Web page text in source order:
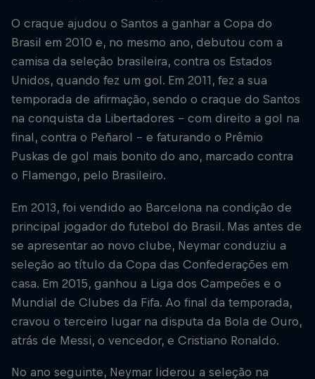
O craque ajudou o Santos a ganhar a Copa do
Brasil em 2010 e, no mesmo ano, debutou com a
camisa da seleção brasileira, contra os Estados
Unidos, quando fez um gol. Em 2011, fez a sua
temporada de afirmação, sendo o craque do Santos
na conquista da Libertadores - com direito a gol na
final, contra o Peñarol - e faturando o Prêmio
Puskas de gol mais bonito do ano, marcado contra
o Flamengo, pelo Brasileiro.
Em 2013, foi vendido ao Barcelona na condição de
principal jogador do futebol do Brasil. Mas antes de
se apresentar ao novo clube, Neymar conduziu a
seleção ao título da Copa das Confederações em
casa. Em 2015, ganhou a Liga dos Campeões e o
Mundial de Clubes da Fifa. Ao final da temporada,
cravou o terceiro lugar na disputa da Bola de Ouro,
atrás de Messi, o vencedor, e Cristiano Ronaldo.
No ano seguinte, Neymar liderou a seleção na